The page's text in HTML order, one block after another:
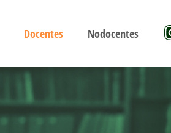
Docentes Nodocentes